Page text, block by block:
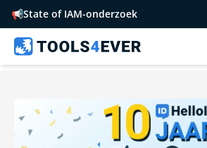
📢State of IAM-onderzoek